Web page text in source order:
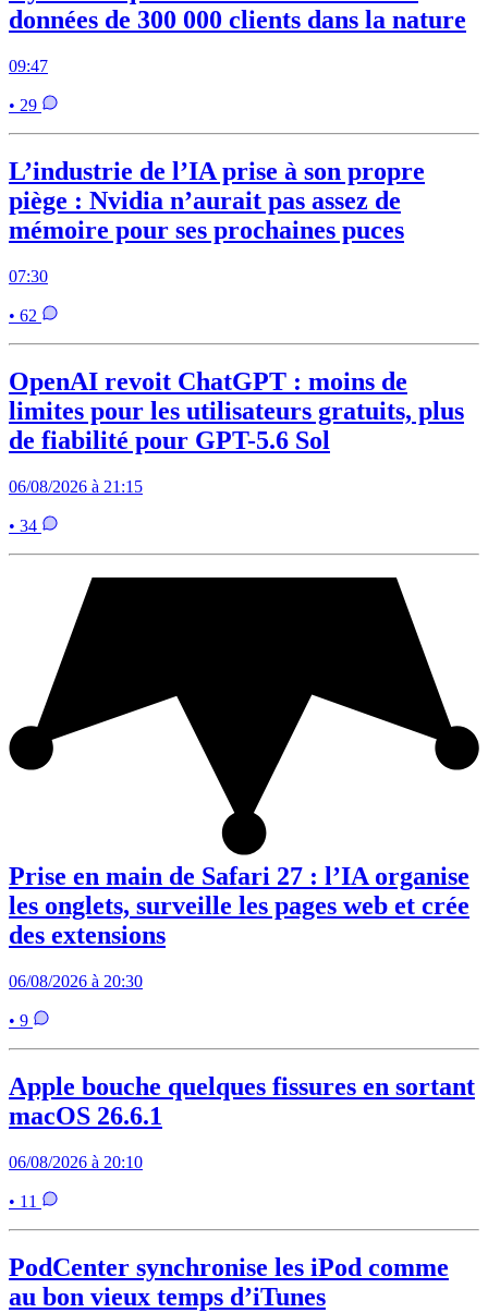
données de 300 000 clients dans la nature
09:47
• 29
L’industrie de l’IA prise à son propre
piège : Nvidia n’aurait pas assez de
mémoire pour ses prochaines puces
07:30
• 62
OpenAI revoit ChatGPT : moins de
limites pour les utilisateurs gratuits, plus
de fiabilité pour GPT-5.6 Sol
06/08/2026 à 21:15
• 34
Prise en main de Safari 27 : l’IA organise
les onglets, surveille les pages web et crée
des extensions
06/08/2026 à 20:30
• 9
Apple bouche quelques fissures en sortant
macOS 26.6.1
06/08/2026 à 20:10
• 11
PodCenter synchronise les iPod comme
au bon vieux temps d’iTunes